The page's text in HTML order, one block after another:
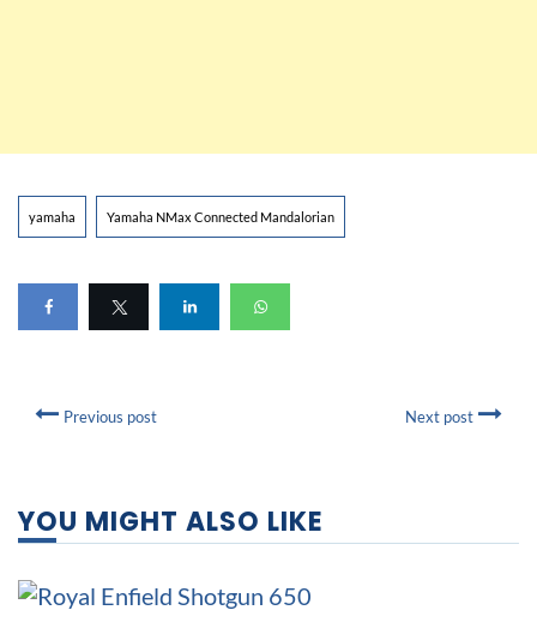
yamaha Yamaha NMax Connected Mandalorian
Previous post Next post
YOU MIGHT ALSO LIKE